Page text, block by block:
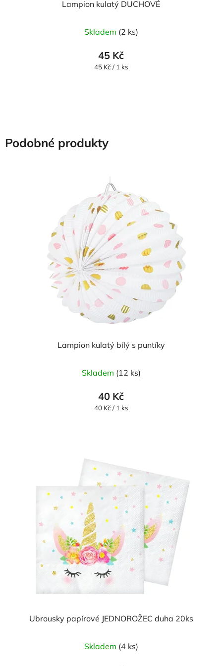
Lampion kulatý DUCHOVÉ
Skladem (2 ks)
45 Kč
Měrná
45 Kč / 1 ks
Podobné produkty
Lampion kulatý bílý s puntíky
Skladem (12 ks)
40 Kč
Měrná
40 Kč / 1 ks
Ubrousky papírové JEDNOROŽEC duha 20ks
Skladem (4 ks)